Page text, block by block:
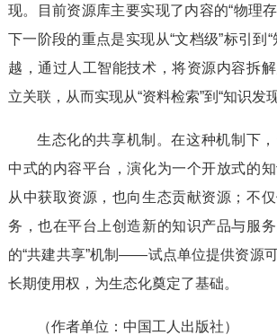
现。目前资源库主要实现了内容的“物理存
下一阶段的重点是实现从“文档级”标引到
越，通过人工智能技术，将资源内容拆
立关联，从而实现从“资料检索”到“知识发
生态化的共享机制。在这种机制下
中式的内容平台，演化为一个开放式的
从中获取资源，也向生态贡献资源；不
务，也在平台上创造新的知识产品与服
的“共建共享”机制——试点单位提供资源
长期使用权，为生态化奠定了基础。
（作者单位：中国工人出版社）